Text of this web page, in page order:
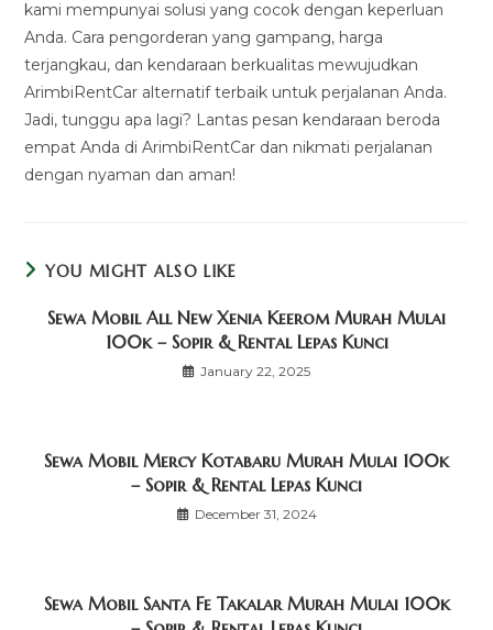
kami mempunyai solusi yang cocok dengan keperluan
Anda. Cara pengorderan yang gampang, harga
terjangkau, dan kendaraan berkualitas mewujudkan
ArimbiRentCar alternatif terbaik untuk perjalanan Anda.
Jadi, tunggu apa lagi? Lantas pesan kendaraan beroda
empat Anda di ArimbiRentCar dan nikmati perjalanan
dengan nyaman dan aman!
YOU MIGHT ALSO LIKE
Sewa Mobil All New Xenia Keerom Murah Mulai
100k – Sopir & Rental Lepas Kunci
January 22, 2025
Sewa Mobil Mercy Kotabaru Murah Mulai 100k
– Sopir & Rental Lepas Kunci
December 31, 2024
Sewa Mobil Santa Fe Takalar Murah Mulai 100k